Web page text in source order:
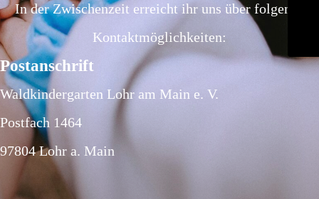
In der Zwischenzeit erreicht ihr uns über folgende
Kontaktmöglichkeiten:
Postanschrift
Waldkindergarten Lohr am Main e. V.
Postfach 1464
97804 Lohr a. Main